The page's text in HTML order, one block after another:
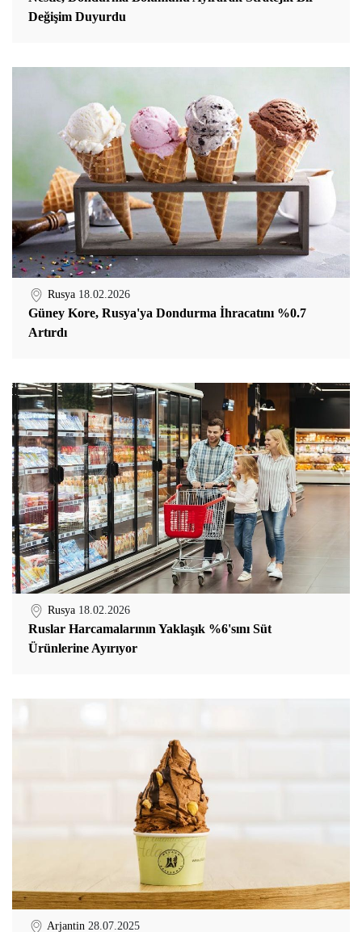
Değişim Duyurdu
Rusya 18.02.2026
Güney Kore, Rusya'ya Dondurma İhracatını %0.7
Artırdı
Rusya 18.02.2026
Ruslar Harcamalarının Yaklaşık %6'sını Süt
Ürünlerine Ayırıyor
Arjantin 28.07.2025